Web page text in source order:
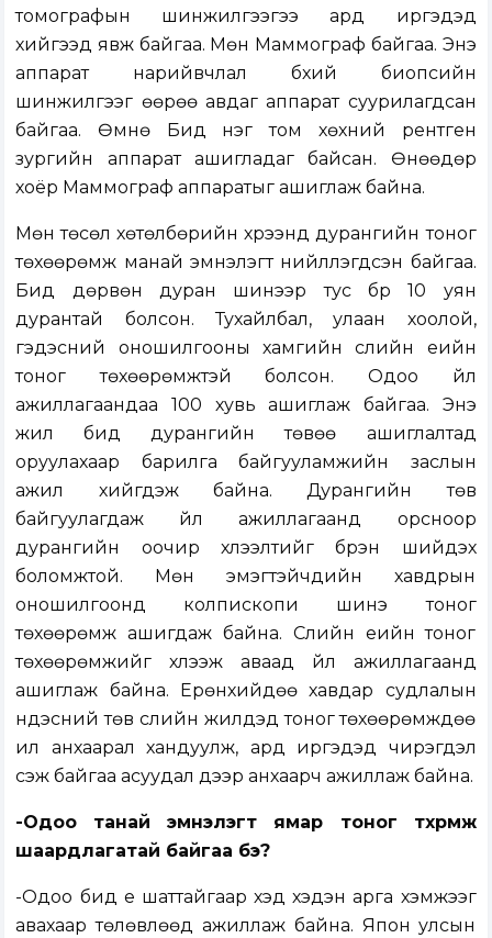
томографын шинжилгээгээ ард иргэдэд
хийгээд явж байгаа. Мөн Маммограф байгаа. Энэ
аппарат нарийвчлал бүхий биопсийн
шинжилгээг өөрөө авдаг аппарат суурилагдсан
байгаа. Өмнө Бид нэг том хөхний рентген
зургийн аппарат ашигладаг байсан. Өнөөдөр
хоёр Маммограф аппаратыг ашиглаж байна.
Мөн төсөл хөтөлбөрийн хүрээнд дурангийн тоног
төхөөрөмж манай эмнэлэгт нийлүүлэгдсэн байгаа.
Бид дөрвөн дуран шинээр тус бүр 10 уян
дурантай болсон. Тухайлбал, улаан хоолой,
гэдэсний оношилгооны хамгийн сүүлийн үеийн
тоног төхөөрөмжтэй болсон. Одоо үйл
ажиллагаандаа 100 хувь ашиглаж байгаа. Энэ
жил бид дурангийн төвөө ашиглалтад
оруулахаар барилга байгууламжийн заслын
ажил хийгдэж байна. Дурангийн төв
байгуулагдаж үйл ажиллагаанд орсноор
дурангийн оочир хүлээлтийг бүрэн шийдэх
боломжтой. Мөн эмэгтэйчүүдийн хавдрын
оношилгоонд колпископи шинэ тоног
төхөөрөмж ашигдаж байна. Сүүлийн үеийн тоног
төхөөрөмжийг хүлээж аваад үйл ажиллагаанд
ашиглаж байна. Ерөнхийдөө хавдар судлалын
үндэсний төв сүүлийн жилүүдэд тоног төхөөрөмждөө
илүү анхаарал хандуулж, ард иргэдэд чирэгдэл
үүсэж байгаа асуудал дээр анхаарч ажиллаж байна.
-Одоо танай эмнэлэгт ямар тоног төхөөрөмж
шаардлагатай байгаа бэ?
-Одоо бид үе шаттайгаар хэд хэдэн арга хэмжээг
авахаар төлөвлөөд ажиллаж байна. Япон улсын